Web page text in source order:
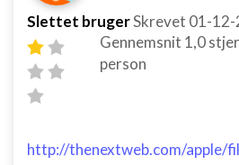
Slettet brugerSkrevet 01-
Gennemsnit 1,0
person
http://thenextweb.com/apple/